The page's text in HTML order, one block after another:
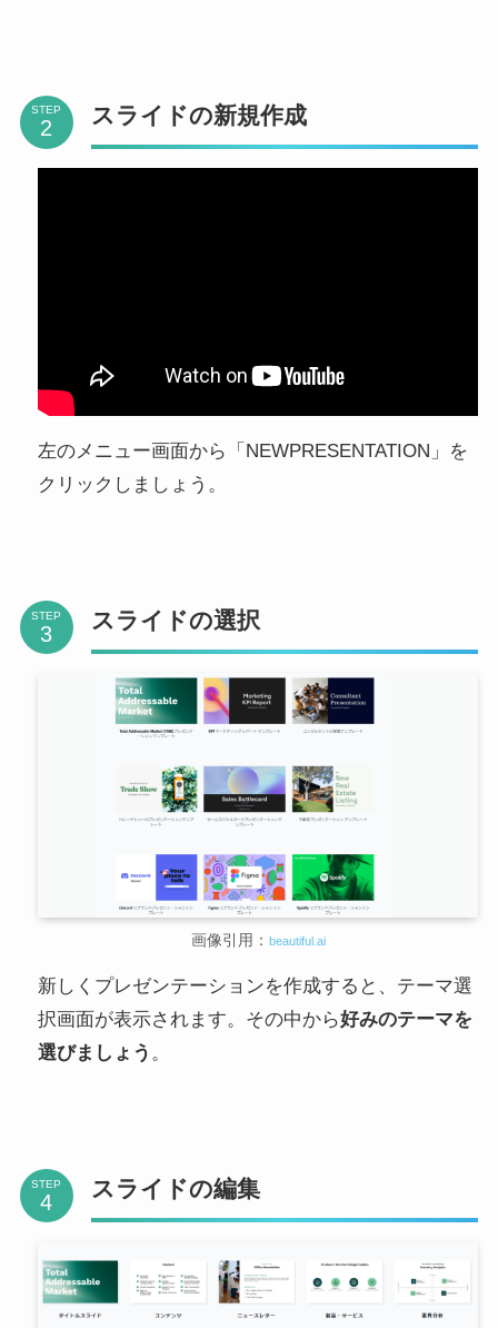
STEP スライドの新規作成
左のメニュー画面から「NEWPRESENTATION」を
クリックしましょう。
STEP スライドの選択
画像引用： beautiful.ai
新しくプレゼンテーションを作成すると、テーマ選
択画面が表示されます。その中から好みのテーマを
選びましょう 。
STEP スライドの編集